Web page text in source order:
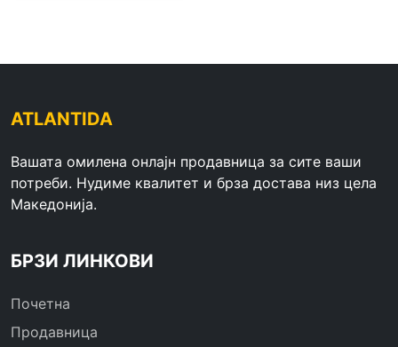
ATLANTIDA
Вашата омилена онлајн продавница за сите ваши
потреби. Нудиме квалитет и брза достава низ цела
Македонија.
БРЗИ ЛИНКОВИ
Почетна
Продавница